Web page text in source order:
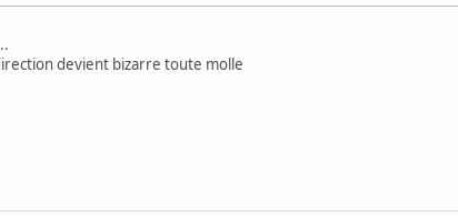
devient bizarre toute molle